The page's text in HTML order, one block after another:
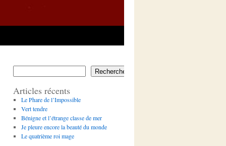
Rechercher
Articles récents
Le Phare de l’Impossible
Vert tendre
Bénigne et l’étrange classe de mer
Je pleure encore la beauté du monde
Le quatrième roi mage